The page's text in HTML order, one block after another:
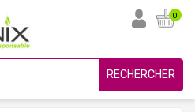
0
RECHERCHER